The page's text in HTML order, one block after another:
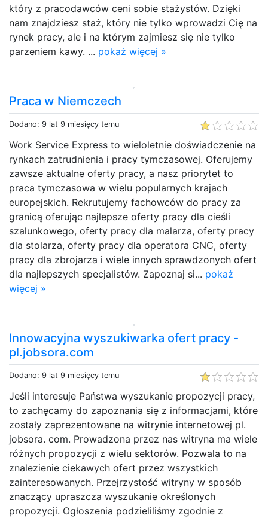
który z pracodawców ceni sobie stażystów. Dzięki
nam znajdziesz staż, który nie tylko wprowadzi Cię na
rynek pracy, ale i na którym zajmiesz się nie tylko
parzeniem kawy. ... pokaż więcej »
Praca w Niemczech
Dodano: 9 lat 9 miesięcy temu
Work Service Express to wieloletnie doświadczenie na
rynkach zatrudnienia i pracy tymczasowej. Oferujemy
zawsze aktualne oferty pracy, a nasz priorytet to
praca tymczasowa w wielu popularnych krajach
europejskich. Rekrutujemy fachowców do pracy za
granicą oferując najlepsze oferty pracy dla cieśli
szalunkowego, oferty pracy dla malarza, oferty pracy
dla stolarza, oferty pracy dla operatora CNC, oferty
pracy dla zbrojarza i wiele innych sprawdzonych ofert
dla najlepszych specjalistów. Zapoznaj si... pokaż
więcej »
Innowacyjna wyszukiwarka ofert pracy -
pl.jobsora.com
Dodano: 9 lat 9 miesięcy temu
Jeśli interesuje Państwa wyszukanie propozycji pracy,
to zachęcamy do zapoznania się z informacjami, które
zostały zaprezentowane na witrynie internetowej pl.
jobsora. com. Prowadzona przez nas witryna ma wiele
różnych propozycji z wielu sektorów. Pozwala to na
znalezienie ciekawych ofert przez wszystkich
zainteresowanych. Przejrzystość witryny w sposób
znaczący upraszcza wyszukanie określonych
propozycji. Ogłoszenia podzieliliśmy zgodnie z